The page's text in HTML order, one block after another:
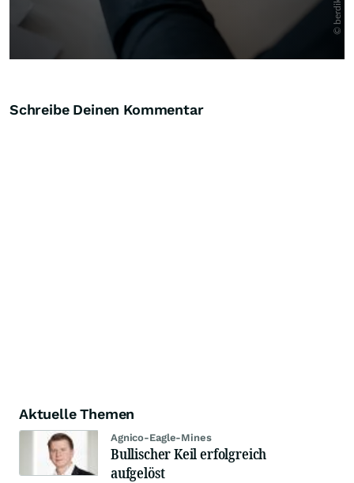
Schreibe Deinen Kommentar
Aktuelle Themen
Agnico-Eagle-Mines
Bullischer Keil erfolgreich
aufgelöst